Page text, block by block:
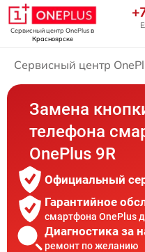
Сервисный центр OnePlusв
Красноярске
Сервисный центр
Замена
телефона
OnePlus 9R
Официальный
Гарантийное
смартфона OnePlus
Диагностика за
ремонт по желанию